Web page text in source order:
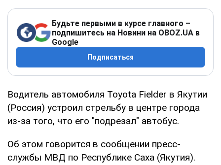
Будьте первыми в курсе главного –
подпишитесь на Новини на OBOZ.UA в
Google
Подписаться
Водитель автомобиля Toyota Fielder в Якутии
(Россия) устроил стрельбу в центре города
из-за того, что его "подрезал" автобус.
Об этом говорится в сообщении пресс-
службы МВД по Республике Саха (Якутия).